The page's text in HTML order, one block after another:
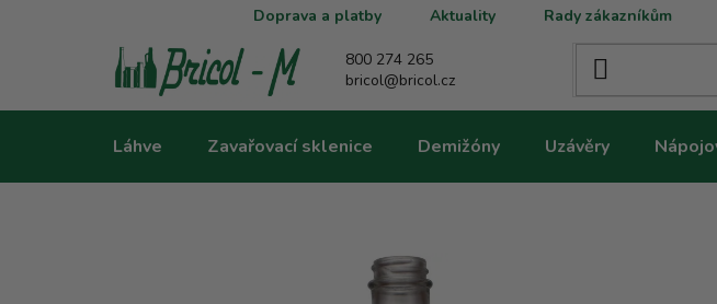
Doprava a platby Aktuality Rady zákazníkům
800 274 265
bricol@bricol.cz
Láhve Zavařovací sklenice Demižóny Uzávěry